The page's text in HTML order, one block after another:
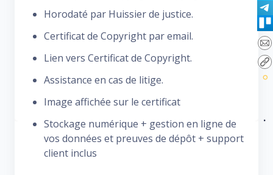
Horodaté par Huissier de justice.
Certificat de Copyright par email.
Lien vers Certificat de Copyright.
Assistance en cas de litige.
Image affichée sur le certificat
Stockage numérique + gestion en ligne de
vos données et preuves de dépôt + support
client inclus